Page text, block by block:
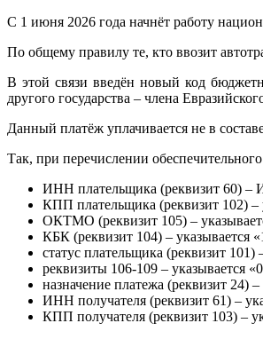
С 1 июня 2026 года начнёт работу
По общему правилу те, кто ввозит
В этой связи введён новый код
другого государства – члена
Данный платёж уплачивается не в
Так, при перечислении
ИНН плательщика (реквизит 60) –
КПП плательщика (реквизит 102) –
ОКТМО (реквизит 105) –
КБК (реквизит 104) – указывается
статус плательщика (реквизит 101)
реквизиты 106-109 – указывается
назначение платежа (реквизит 24)
ИНН получателя (реквизит 61) –
КПП получателя (реквизит 103) –